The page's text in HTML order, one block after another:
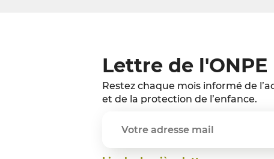
Lettre de l'ONPE
Restez chaque mois informé de
et de la protection de l’enfance.